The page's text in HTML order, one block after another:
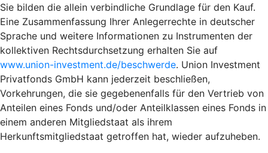
Sie bilden die allein verbindliche Grundlage für den Kauf.
Eine Zusammenfassung Ihrer Anlegerrechte in deutscher
Sprache und weitere Informationen zu Instrumenten der
kollektiven Rechtsdurchsetzung erhalten Sie auf
www.union-investment.de/beschwerde. Union Investment
Privatfonds GmbH kann jederzeit beschließen,
Vorkehrungen, die sie gegebenenfalls für den Vertrieb von
Anteilen eines Fonds und/oder Anteilklassen eines Fonds in
einem anderen Mitgliedstaat als ihrem
Herkunftsmitgliedstaat getroffen hat, wieder aufzuheben.